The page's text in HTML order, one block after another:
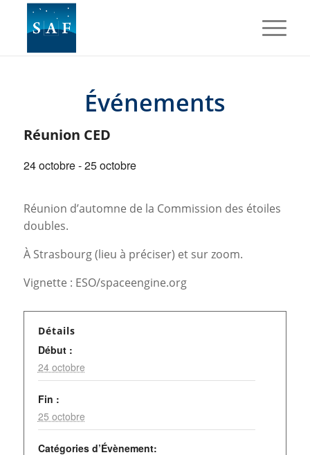
Événements
Réunion CED
24 octobre-25 octobre
Réunion d’automne de la Commission des étoiles
doubles.
À Strasbourg (lieu à préciser) et sur zoom.
Vignette : ESO/spaceengine.org
Détails
Début :
24 octobre
Fin :
25 octobre
Catégories d’Évènement: